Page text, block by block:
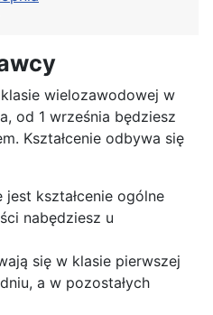
wielozawodowej w
od 1 września będziesz
Kształcenie odbywa się
kształcenie ogólne
nabędziesz u
się w klasie pierwszej
a w pozostałych